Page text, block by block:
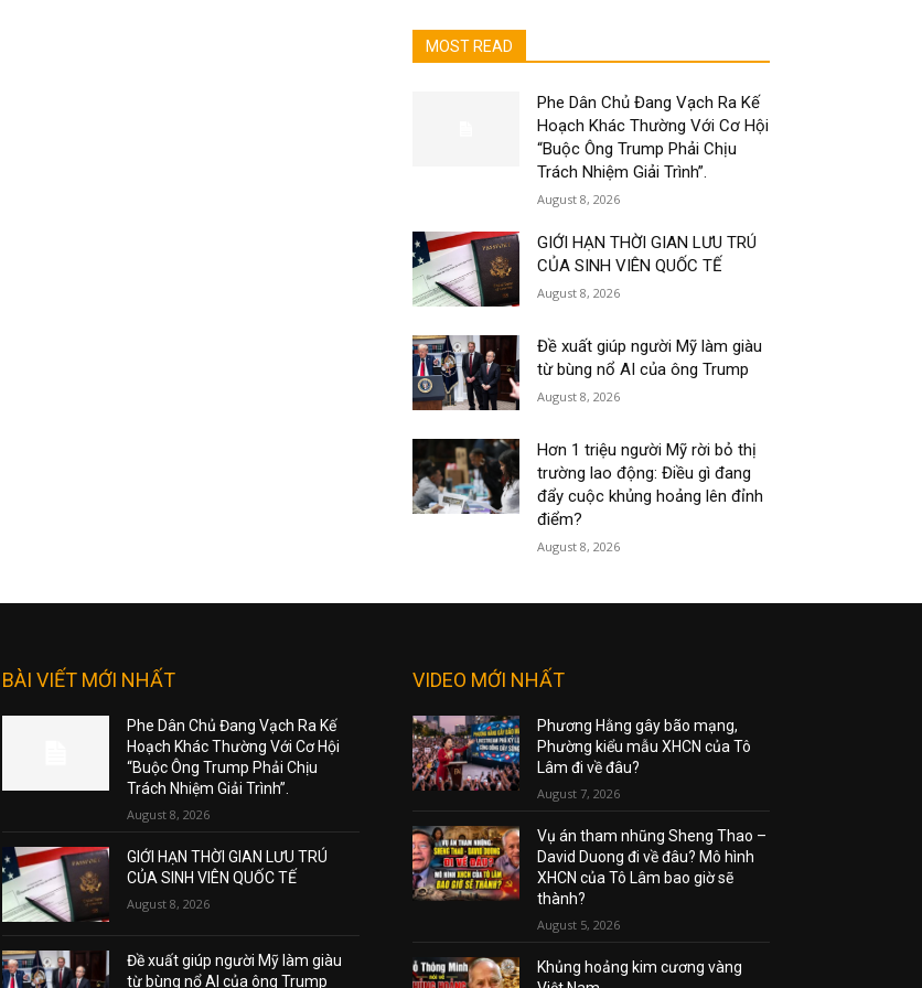
MOST READ
Phe Dân Chủ Đang Vạch Ra Kế
Hoạch Khác Thường Với Cơ Hội
“Buộc Ông Trump Phải Chịu
Trách Nhiệm Giải Trình”.
August 8, 2026
GIỚI HẠN THỜI GIAN LƯU TRÚ
CỦA SINH VIÊN QUỐC TẾ
August 8, 2026
Đề xuất giúp người Mỹ làm giàu
từ bùng nổ AI của ông Trump
August 8, 2026
Hơn 1 triệu người Mỹ rời bỏ thị
trường lao động: Điều gì đang
đẩy cuộc khủng hoảng lên đỉnh
điểm?
August 8, 2026
BÀI VIẾT MỚI NHẤT
Phe Dân Chủ Đang Vạch Ra Kế
Hoạch Khác Thường Với Cơ Hội
“Buộc Ông Trump Phải Chịu
Trách Nhiệm Giải Trình”.
August 8, 2026
GIỚI HẠN THỜI GIAN LƯU TRÚ
CỦA SINH VIÊN QUỐC TẾ
August 8, 2026
Đề xuất giúp người Mỹ làm giàu
từ bùng nổ AI của ông Trump
VIDEO MỚI NHẤT
Phương Hằng gây bão mạng,
Phường kiểu mẫu XHCN của Tô
Lâm đi về đâu?
August 7, 2026
Vụ án tham nhũng Sheng Thao –
David Duong đi về đâu? Mô hình
XHCN của Tô Lâm bao giờ sẽ
thành?
August 5, 2026
Khủng hoảng kim cương vàng